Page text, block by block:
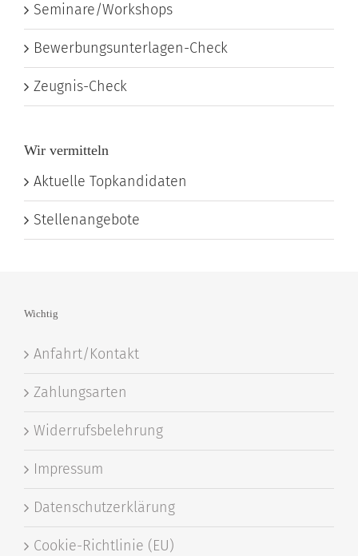
Seminare/Workshops
Bewerbungsunterlagen-Check
Zeugnis-Check
Wir vermitteln
Aktuelle Topkandidaten
Stellenangebote
Wichtig
Anfahrt/Kontakt
Zahlungsarten
Widerrufsbelehrung
Impressum
Datenschutzerklärung
Cookie-Richtlinie (EU)